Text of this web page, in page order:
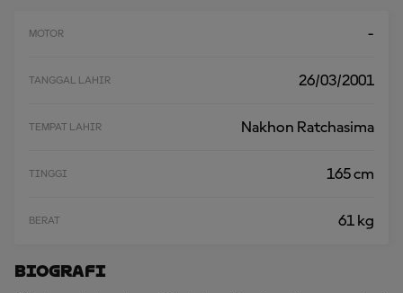
MOTOR -
TANGGAL LAHIR 26/03/2001
TEMPAT LAHIR Nakhon Ratchasima
TINGGI 165 cm
BERAT 61 kg
Biografi